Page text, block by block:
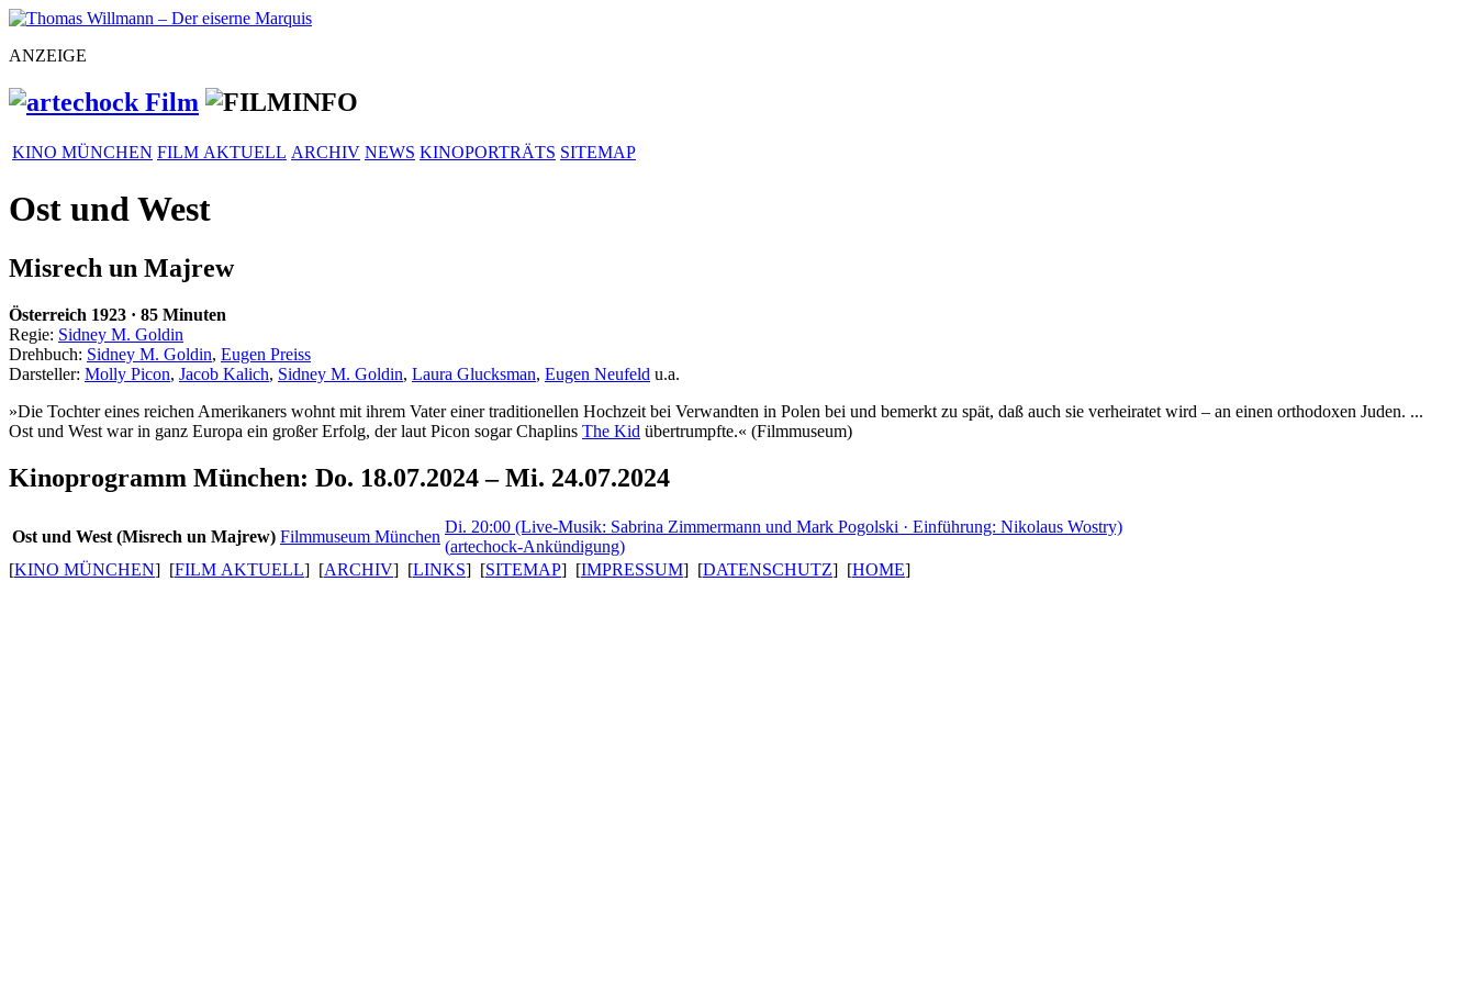
ANZEIGE
KINO MÜNCHEN FILM AKTUELL ARCHIV NEWS KINOPORTRÄTS SITEMAP
Ost und West
Misrech un Majrew
Österreich 1923 · 85 Minuten
Regie: Sidney M. Goldin
Drehbuch: Sidney M. Goldin, Eugen Preiss
Darsteller: Molly Picon, Jacob Kalich, Sidney M. Goldin, Laura Glucksman, Eugen Neufeld u.a.
»Die Tochter eines reichen Ameri­ka­ners wohnt mit ihrem Vater einer tradi­tio­nellen Hochzeit bei Verwandten in Polen bei und bemerkt zu spät, daß auch sie verhei­ratet wird – an einen ortho­doxen Juden. ...
Ost und West war in ganz Europa ein großer Erfolg, der laut Picon sogar Chaplins The Kid über­trumpfte.« (Film­mu­seum)
Kinoprogramm München: Do. 18.07.2024 – Mi. 24.07.2024
Ost und West (Misrech un Majrew) Filmmuseum München
Di. 20:00 (Live-Musik: Sabrina Zimmer­mann und Mark Pogolski · Einfüh­rung: Nikolaus Wostry)
(artechock-Ankündigung)
[KINO MÜNCHEN] [FILM AKTUELL] [ARCHIV] [LINKS] [SITEMAP] [IMPRESSUM] [DATENSCHUTZ] [HOME]